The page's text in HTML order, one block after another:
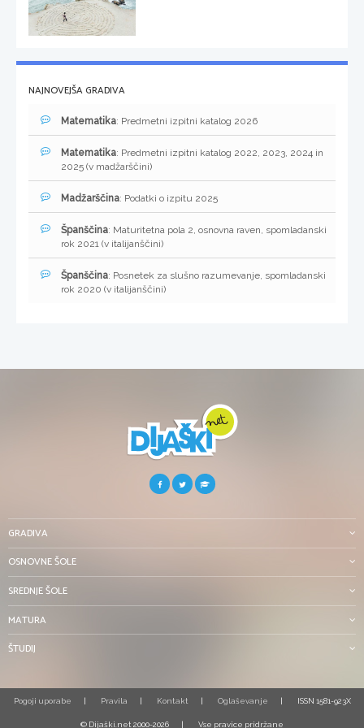
NAJNOVEJŠA GRADIVA
Matematika: Predmetni izpitni katalog 2026
Matematika: Predmetni izpitni katalog 2022, 2023, 2024 in
2025 (v madžarščini)
Madžarščina: Podatki o izpitu 2025
Španščina: Maturitetna pola 2, osnovna raven, spomladanski
rok 2021 (v italijanščini)
Španščina: Posnetek za slušno razumevanje, spomladanski
rok 2020 (v italijanščini)
GRADIVA
OSNOVNE ŠOLE
SREDNJE ŠOLE
MATURA
ŠTUDIJ
Pogoji uporabe Pravila Kontakt Oglaševanje ISSN 1581-923X
© Dijaški.net 2000-2026 Vse pravice pridržane